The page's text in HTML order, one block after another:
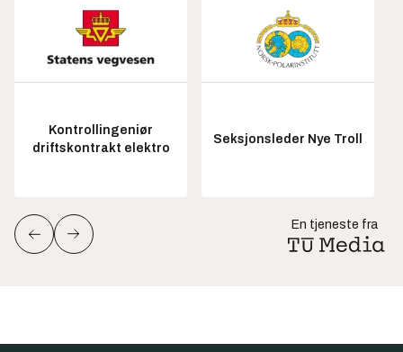
Kontrollingeniør
driftskontrakt elektro
Seksjonsleder Nye Troll
En tjeneste fra